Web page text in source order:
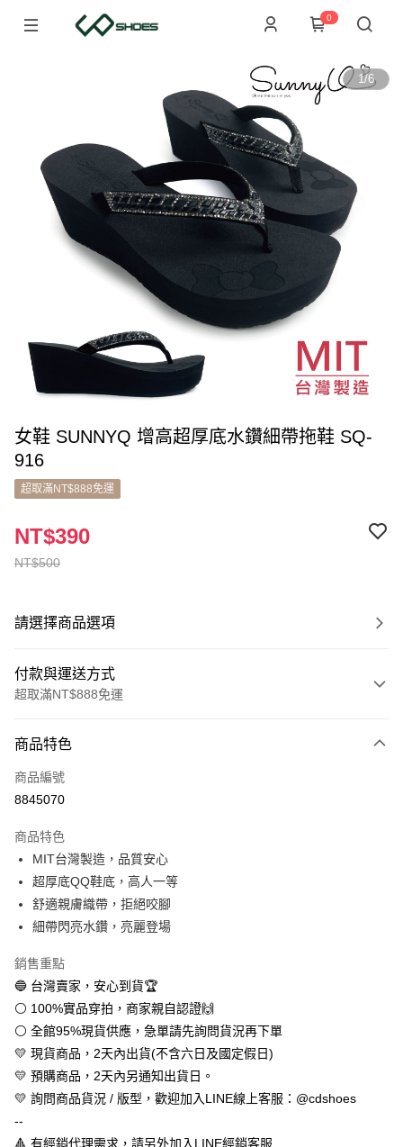
0
1/6
女鞋 SUNNYQ 增高超厚底水鑽細帶拖鞋 SQ-
916
超取滿NT$888免運
NT$500
NT$390
請選擇商品選項
付款與運送方式
超取滿NT$888免運
信用卡一次付款
超商取貨付款
Apple Pay
街口支付
悠遊付
全盈+PAY
AFTEE先享後付
相關說明
【關於「AFTEE先享後付」】
AFTEE先享後付是「在收到商品之後才付款」的支付方式。 讓您購物簡單
便利好安心！
１．簡單：不需註冊會員、不需綁卡、不需儲值。
２．便利：只要手機號碼，簡訊認證，即可結帳。
【「AFTEE先享後付」結帳流程】
每筆NT$60，滿NT$888(含以上)免運費
商品特色
商品編號
8845070
商品特色
MIT台灣製造，品質安心
超厚底QQ鞋底，高人一等
舒適親膚織帶，拒絕咬腳
細帶閃亮水鑽，亮麗登場
銷售重點
🔵 台灣賣家，安心到貨🏆
⚪ 100%實品穿拍，商家親自認證🙌
⚪ 全館95%現貨供應，急單請先詢問貨況再下單
💛 現貨商品，2天內出貨(不含六日及國定假日)
💛 預購商品，2天內另通知出貨日。
💛 詢問商品貨況 / 版型，歡迎加入LINE線上客服：@cdshoes
--
🔺 有經銷代理需求，請另外加入LINE經銷客服